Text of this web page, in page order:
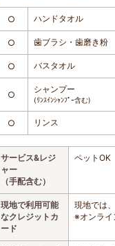
○ ハンドタオル
○ 歯ブラシ・歯磨き粉
○ バスタオル
○
シャンプー
(ﾘﾝｽｲﾝｼｬﾝﾌﾟｰ含む)
○ リンス
サービス&レジ
ャー
（手配含む）
ペットOK
現地で利用可能
なクレジットカ
ード
現地では
※オンライ